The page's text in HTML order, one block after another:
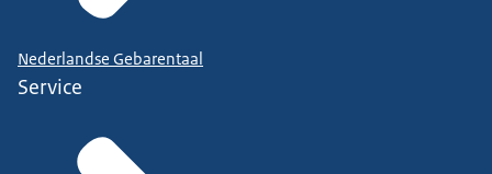
Nederlandse Gebarentaal
Service